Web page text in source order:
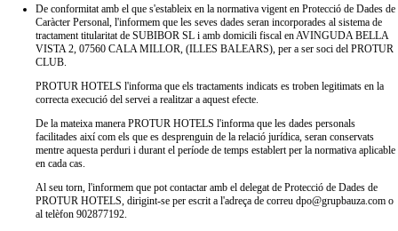
De conformitat amb el que s'estableix en la normativa vigent en Protecció de Dades de
Caràcter Personal, l'informem que les seves dades seran incorporades al sistema de
tractament titularitat de SUBIBOR SL i amb domicili fiscal en AVINGUDA BELLA
VISTA 2, 07560 CALA MILLOR, (ILLES BALEARS), per a ser soci del PROTUR
CLUB.
PROTUR HOTELS l'informa que els tractaments indicats es troben legitimats en la
correcta execució del servei a realitzar a aquest efecte.
De la mateixa manera PROTUR HOTELS l'informa que les dades personals
facilitades així com els que es desprenguin de la relació jurídica, seran conservats
mentre aquesta perduri i durant el període de temps establert per la normativa aplicable
en cada cas.
Al seu torn, l'informem que pot contactar amb el delegat de Protecció de Dades de
PROTUR HOTELS, dirigint-se per escrit a l'adreça de correu dpo@grupbauza.com o
al telèfon 902877192.